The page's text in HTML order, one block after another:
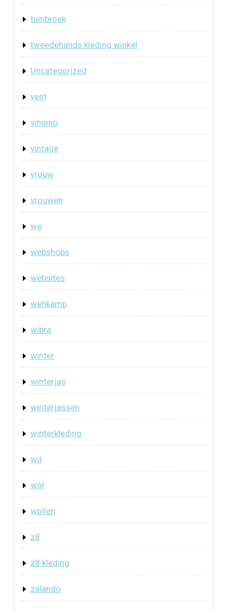
tuinbroek
tweedehands kleding winkel
Uncategorized
vest
vingino
vintage
vrouw
vrouwen
we
webshops
websites
wehkamp
wibra
winter
winterjas
winterjassen
winterkleding
wit
wol
wollen
z8
z8 kleding
zalando